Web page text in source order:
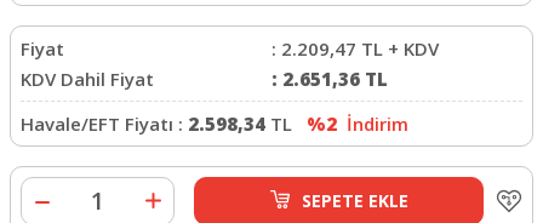
Fiyat : 2.209,47 TL + KDV
KDV Dahil Fiyat
: 2.651,36 TL
Havale/EFT Fiyatı : 2.598,34 TL %2 İndirim
SEPETE EKLE